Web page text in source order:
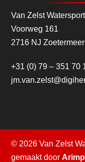
Van Zelst
Voorweg 161
2716 NJ Zoetermeer
+31 (0) 79 – 351 70
© 2026 Van Zelst
gemaakt door